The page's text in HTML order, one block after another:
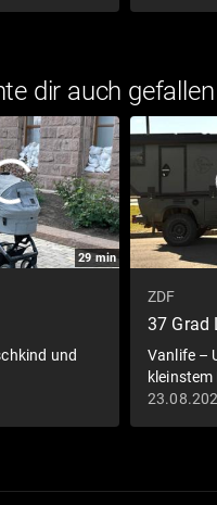
dir auch gefallen
29min
und
ZDF
37 Grad
Vanlife –
kleinstem